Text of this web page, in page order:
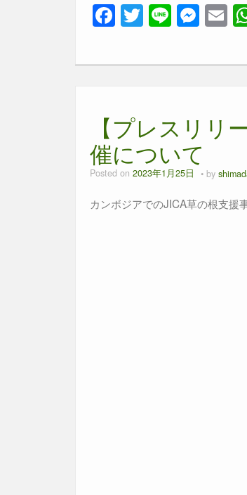
F
c
o
o
k
T
tt
Li
e
M
ss
g
er
E
【プレスリ
催について
Posted on 2023年1月25日 by
カンボジアでのJICA草の根支援